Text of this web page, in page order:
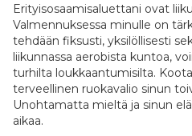
Erityisosaamisaluettani ovat
Valmennuksessa minulle on
tehdään fiksusti, yksilöllisesti
liikunnassa aerobista kuntoa,
turhilta loukkaantumisilta.
terveellinen ruokavalio sinun
Unohtamatta mieltä ja sinun
aikaa.